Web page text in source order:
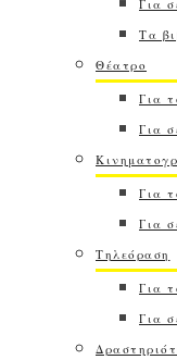
Για
Τα
Θέατρο
Για
Για
Για
Για
Τηλεόραση
Για
Για